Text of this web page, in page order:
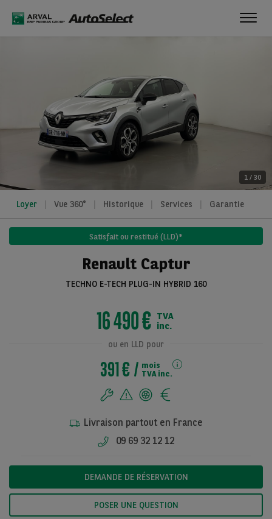
1 / 30
Voir toutes les
Loyer Vue 360° Historique Services Garantie
Satisfait ou restitué (LLD)*
Renault Captur
TECHNO E-TECH PLUG-IN HYBRID 160
16 490 € TVA
inc.
ou en LLD pour
391 €
mois
TVA inc.
Livraison partout en France
09 69 32 12 12
DEMANDE DE RÉSERVATION
POSER UNE QUESTION